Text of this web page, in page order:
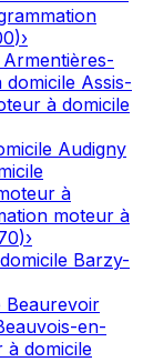
)›
Armentières-
domicile Assis-
à domicile
Audigny
à
moteur à
)›
Barzy-
Beaurevoir
en-
à domicile